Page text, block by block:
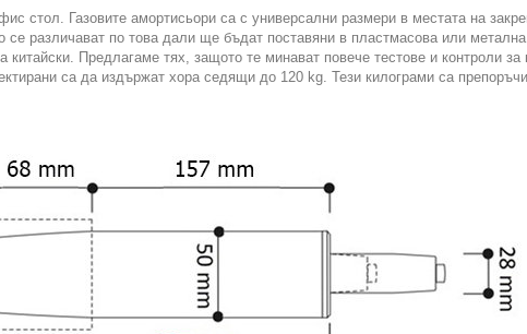
стол. Газовите амортисьори са с универсални размери в местата на
се различават по това дали ще бъдат поставяни в пластмасова или
китайски. Предлагаме тях, защото те минават повече тестове и контроли
са да издържат хора седящи до 120 kg. Тези килограми са